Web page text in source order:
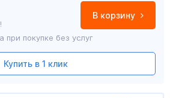
В корзину
при покупке без услуг
Купить в 1 клик